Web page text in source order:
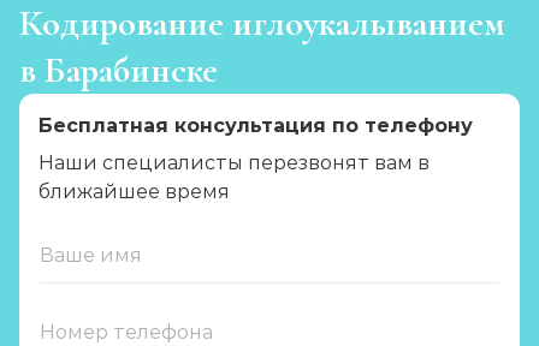
Кодирование иглоукалыванием
в Барабинске
Бесплатная консультация по телефону
Наши специалисты перезвонят вам в
ближайшее время